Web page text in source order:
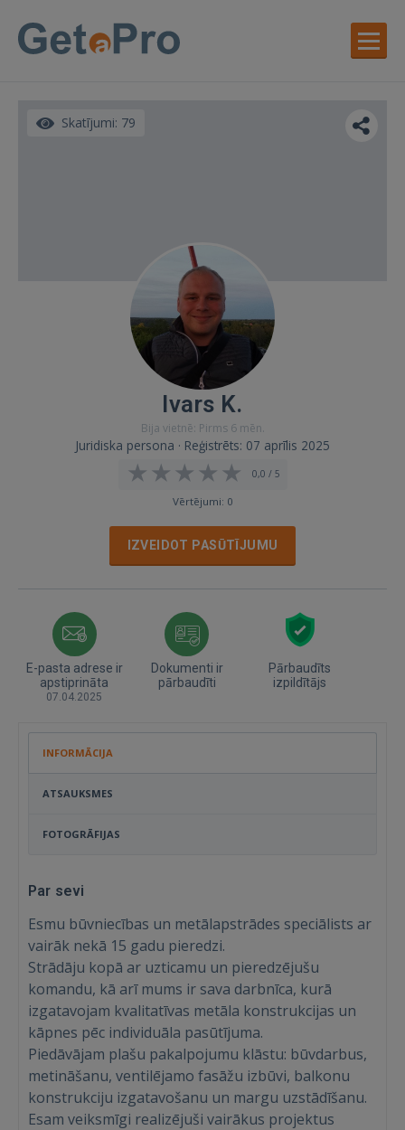
Skatījumi: 79
Ivars K.
Bija vietnē: Pirms 6 mēn.
Juridiska persona · Reģistrēts: 07 aprīlis 2025
0,0 / 5
Vērtējumi: 0
IZVEIDOT PASŪTĪJUMU
E-pasta adrese ir
apstiprināta
07.04.2025
Dokumenti ir
pārbaudīti
Pārbaudīts
izpildītājs
INFORMĀCIJA
ATSAUKSMES
FOTOGRĀFIJAS
Par sevi
Esmu būvniecības un metālapstrādes speciālists ar
vairāk nekā 15 gadu pieredzi.
Strādāju kopā ar uzticamu un pieredzējušu
komandu, kā arī mums ir sava darbnīca, kurā
izgatavojam kvalitatīvas metāla konstrukcijas un
kāpnes pēc individuāla pasūtījuma.
Piedāvājam plašu pakalpojumu klāstu: būvdarbus,
metināšanu, ventilējamo fasāžu izbūvi, balkonu
konstrukciju izgatavošanu un margu uzstādīšanu.
Esam veiksmīgi realizējuši vairākus projektus